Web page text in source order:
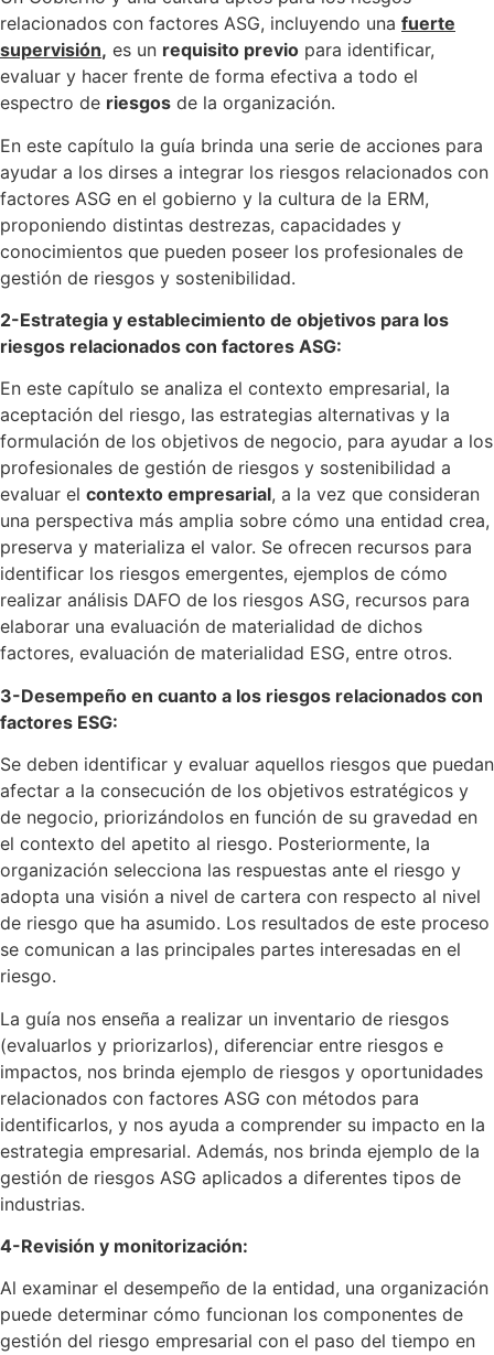
relacionados con factores ASG, incluyendo una fuerte
supervisión, es un requisito previo para identificar,
evaluar y hacer frente de forma efectiva a todo el
espectro de riesgos de la organización.
En este capítulo la guía brinda una serie de acciones para
ayudar a los dirses a integrar los riesgos relacionados con
factores ASG en el gobierno y la cultura de la ERM,
proponiendo distintas destrezas, capacidades y
conocimientos que pueden poseer los profesionales de
gestión de riesgos y sostenibilidad.
2-Estrategia y establecimiento de objetivos para los
riesgos relacionados con factores ASG:
En este capítulo se analiza el contexto empresarial, la
aceptación del riesgo, las estrategias alternativas y la
formulación de los objetivos de negocio, para ayudar a los
profesionales de gestión de riesgos y sostenibilidad a
evaluar el contexto empresarial, a la vez que consideran
una perspectiva más amplia sobre cómo una entidad crea,
preserva y materializa el valor. Se ofrecen recursos para
identificar los riesgos emergentes, ejemplos de cómo
realizar análisis DAFO de los riesgos ASG, recursos para
elaborar una evaluación de materialidad de dichos
factores, evaluación de materialidad ESG, entre otros.
3-Desempeño en cuanto a los riesgos relacionados con
factores ESG:
Se deben identificar y evaluar aquellos riesgos que puedan
afectar a la consecución de los objetivos estratégicos y
de negocio, priorizándolos en función de su gravedad en
el contexto del apetito al riesgo. Posteriormente, la
organización selecciona las respuestas ante el riesgo y
adopta una visión a nivel de cartera con respecto al nivel
de riesgo que ha asumido. Los resultados de este proceso
se comunican a las principales partes interesadas en el
riesgo.
La guía nos enseña a realizar un inventario de riesgos
(evaluarlos y priorizarlos), diferenciar entre riesgos e
impactos, nos brinda ejemplo de riesgos y oportunidades
relacionados con factores ASG con métodos para
identificarlos, y nos ayuda a comprender su impacto en la
estrategia empresarial. Además, nos brinda ejemplo de la
gestión de riesgos ASG aplicados a diferentes tipos de
industrias.
4-Revisión y monitorización:
Al examinar el desempeño de la entidad, una organización
puede determinar cómo funcionan los componentes de
gestión del riesgo empresarial con el paso del tiempo en